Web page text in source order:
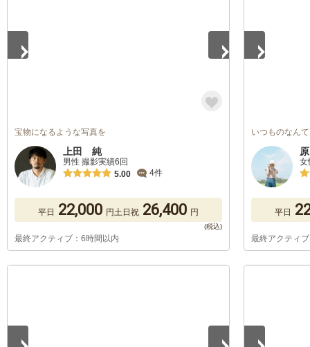
宝物になるような写真を
上田 純
男性 撮影実績6回
5.00
4件
平日 22,000 円土日祝 26,400 円
最終アクティブ：6時間以内
いつものなん
女
平日
最終アクティ